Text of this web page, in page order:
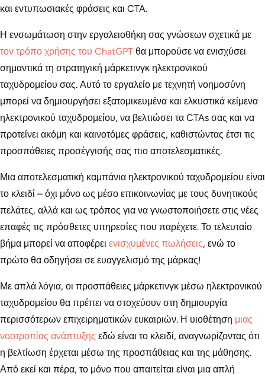
και εντυπωσιακές φράσεις και CTA.
Η ενσωμάτωση στην εργαλειοθήκη σας γνώσεων σχετικά με
τον τρόπο χρήσης του ChatGPT θα μπορούσε να ενισχύσει
σημαντικά τη στρατηγική μάρκετινγκ ηλεκτρονικού
ταχυδρομείου σας. Αυτό το εργαλείο με τεχνητή νοημοσύνη
μπορεί να δημιουργήσει εξατομικευμένα και ελκυστικά κείμενα
ηλεκτρονικού ταχυδρομείου, να βελτιώσει τα CTAs σας και να
προτείνει ακόμη και καινοτόμες φράσεις, καθιστώντας έτσι τις
προσπάθειες προσέγγισής σας πιο αποτελεσματικές.
Μια αποτελεσματική καμπάνια ηλεκτρονικού ταχυδρομείου είναι
το κλειδί – όχι μόνο ως μέσο επικοινωνίας με τους δυνητικούς
πελάτες, αλλά και ως τρόπος για να γνωστοποιήσετε στις νέες
επαφές τις πρόσθετες υπηρεσίες που παρέχετε. Το τελευταίο
βήμα μπορεί να αποφέρει ενισχυμένες πωλήσεις, ενώ το
πρώτο θα οδηγήσει σε ευαγγελισμό της μάρκας!
Με απλά λόγια, οι προσπάθειες μάρκετινγκ μέσω ηλεκτρονικού
ταχυδρομείου θα πρέπει να στοχεύουν στη δημιουργία
περισσότερων επιχειρηματικών ευκαιριών. Η υιοθέτηση μιας
νοοτροπίας ανάπτυξης εδώ είναι το κλειδί, αναγνωρίζοντας ότι
η βελτίωση έρχεται μέσω της προσπάθειας και της μάθησης.
Από εκεί και πέρα, το μόνο που απαιτείται είναι μια απλή